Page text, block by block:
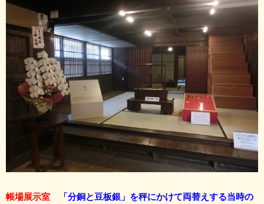
帳場展示室 「分銅と豆板銀」を秤にかけて両替えする当時の